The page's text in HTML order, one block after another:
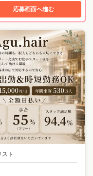
・真岡・宇都宮・さくら・
・結城・下館） ・群馬県
--弊社が選ばれ
を実現！★ ・11時出勤や14
土日休みOK／18時閉店／子
切なし ・急な発熱時のお休
充実 ★20代〜60代
・ブランクがある方も安
多数在籍しています ★働
るため最寄りの店舗で働く
ルミナカラーなど、高品質
応募画面へ進む
ト